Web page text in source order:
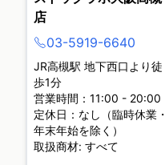
店
03-5919-6640
JR高槻駅 地下西口より徒
歩1分
営業時間：11:00 - 20:00
定休日：なし（臨時休業・
年末年始を除く）
取扱商材: すべて